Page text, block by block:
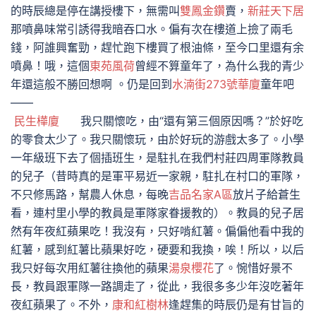
的時辰總是停在講授樓下，無需叫雙鳳金鑽賣， 新莊天下居
那噴鼻味常引誘得我暗吞口水。偏有次在樓道上撿了兩毛
錢，阿誰興奮勁，趕忙跑下樓買了根油條，至今口里還有余
噴鼻！哦，這個東苑風荷曾經不算童年了，為什么我的青少
年還這般不勝回想啊 。仍是回到 水湳街273號華廈童年吧
——
民生樺廈 我只關懷吃，由“還有第三個原因嗎？”於好吃
的零食太少了。我只關懷玩，由於好玩的游戲太多了。小學
一年級班下去了個插班生，是駐扎在我們村莊四周軍隊教員
的兒子（昔時真的是軍平易近一家親，駐扎在村口的軍隊，
不只修馬路，幫農人休息，每晚吉品名家A區放片子給蒼生
看，連村里小學的教員是軍隊家眷援教的）。教員的兒子居
然有年夜紅蘋果吃！我沒有，只好啃紅薯。偏偏他看中我的
紅薯，感到紅薯比蘋果好吃，硬要和我換，唉！所以，以后
我只好每次用紅薯往換他的蘋果湯泉櫻花了。惋惜好景不
長，教員跟軍隊一路調走了，從此，我很多多少年沒吃著年
夜紅蘋果了。不外， 康和紅樹林逢趕集的時辰仍是有甘旨的